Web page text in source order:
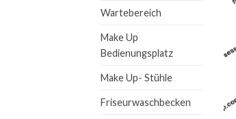
Wartebereich
Make Up
Bedienungsplatz
Make Up- Stühle
Friseurwaschbecken